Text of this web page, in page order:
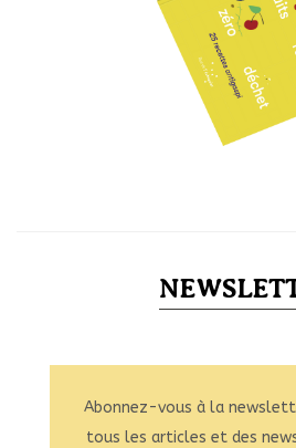
Abonnez-vous à la
tous les articles et des